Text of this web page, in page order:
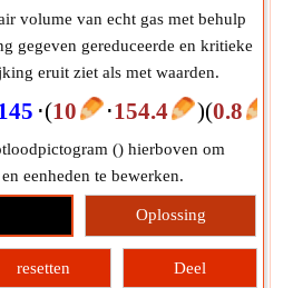
volume van echt gas met behulp
gegeven gereduceerde en kritieke
eruit ziet als met waarden.
⋅(10 ⋅154.4 )(0.8
() hierboven om
eenheden te bewerken.
Oplossing
resetten Deel